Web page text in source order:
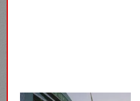
Produktseite